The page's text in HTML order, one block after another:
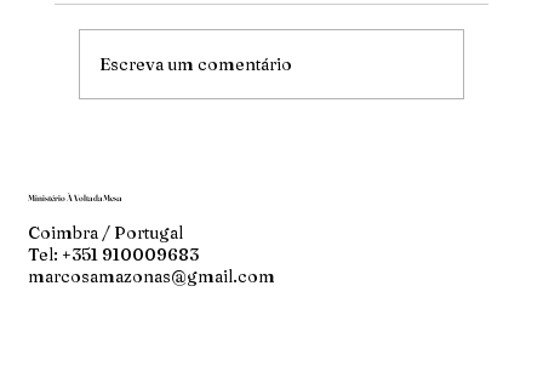
Escreva um comentário
Ministério À Volta da Mesa
Coimbra / Portugal
Tel: +351 910009683
marcosamazonas@gmail.com